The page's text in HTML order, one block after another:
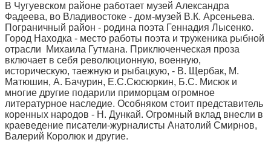
В Чугуевском районе работает музей Александра
Фадеева, во Владивостоке - дом-музей В.К. Арсеньева.
Пограничный район - родина поэта Геннадия Лысенко.
Город Находка - место работы поэта и труженика рыбной
отрасли Михаила Гутмана. Приключенческая проза
включает в себя революционную, военную,
историческую, таежную и рыбацкую, - В. Щербак, М.
Матюшин, А. Бачурин, Е.С.Сюсюркин, Б.С. Мисюк и
многие другие подарили приморцам огромное
литературное наследие. Особняком стоит представитель
коренных народов - Н. Дункай. Огромный вклад внесли в
краеведение писатели-журналисты Анатолий Смирнов,
Валерий Королюк и другие.